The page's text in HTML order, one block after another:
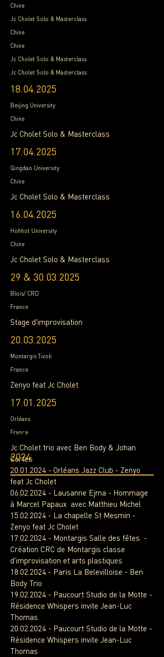
Chine
Jc Cholet Solo & Masterclass
Chine
Chine
Jc Cholet Solo & Masterclass
Jc Cholet Solo & Masterclass
18.04.2025
Beijing University
Chine
Jc Cholet Solo & Masterclass
17.04.2025
Qingdao University
Chine
Jc Cholet Solo & Masterclass
16.04.2025
Hohhot University
Chine
Jc Cholet Solo & Masterclass
29 & 30.03.2025
Blois/ CRD
France
Stage d'improvisation
20.03.2025
Montargis Tivoli
France
Zenyo feat Jc Cholet
17.01.2025
Orléans
France
Jc Cholet trio avec Ben Body & Johan
Cortes
2024
20.01.2024 - Orléans Jazz Club - Zenyo
feat Jc Cholet
06.02.2024 - Lausanne Ejma - Hommage
à Marcel Papaux avec Matthieu Michel
15.02.2024 - La chapelle St Mesmin -
Zenyo feat Jc Cholet
17.02.2024 - Montargis Salle des fêtes -
Création CRC de Montargis classe
d'improvisation et arts plastiques
18.02.2024 - Paris La Belevilloise - Ben
Body Trio
19.02.2024 - Paucourt Studio de la Motte -
Résidence Whispers invite Jean-Luc
Thomas
20.02.2024 - Paucourt Studio de la Motte -
Résidence Whispers invite Jean-Luc
Thomas